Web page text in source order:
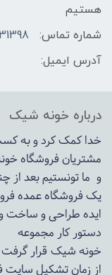
هستیم
شماره تماس:
آدرس ایمیل:
درباره خونه شیک
خدا کمک کرد و به
مشتریان فروشگاه
و ما تونستیم بعد از
یک فروشگاه عمده
دستور کار مجموعه
خونه شیک قرار گرفت و در تابستان
از زمان تشکیل